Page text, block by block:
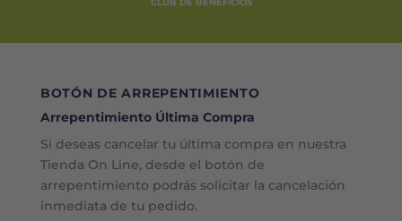
BOTÓN DE ARREPENTIMIENTO
Arrepentimiento Última Compra
Si deseas cancelar tu última compra en nuestra
Tienda On Line, desde el botón de
arrepentimiento podrás solicitar la cancelación
inmediata de tu pedido.